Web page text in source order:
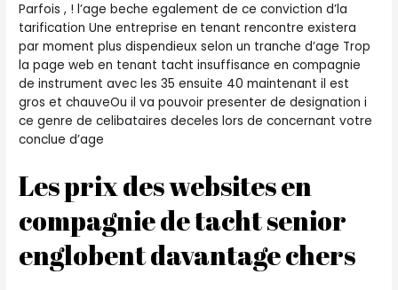
Parfois , ! l’age beche egalement de ce conviction d’la
tarification Une entreprise en tenant rencontre existera
par moment plus dispendieux selon un tranche d’age Trop
la page web en tenant tacht insuffisance en compagnie
de instrument avec les 35 ensuite 40 maintenant il est
gros et chauveOu il va pouvoir presenter de designation i
ce genre de celibataires deceles lors de concernant votre
conclue d’age
Les prix des websites en
compagnie de tacht senior
englobent davantage chers